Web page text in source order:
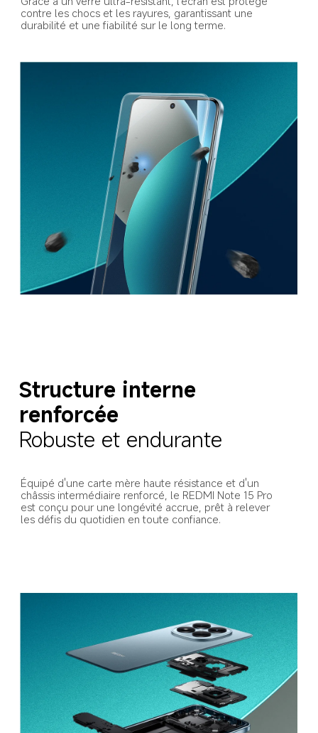
contre les chocs et les rayures, garantissant une
durabilité et une fiabilité sur le long terme.
Structure interne
renforcée
Robuste et endurante
Équipé d'une carte mère haute résistance et d'un
châssis intermédiaire renforcé, le REDMI Note 15 Pro
est conçu pour une longévité accrue, prêt à relever
les défis du quotidien en toute confiance.